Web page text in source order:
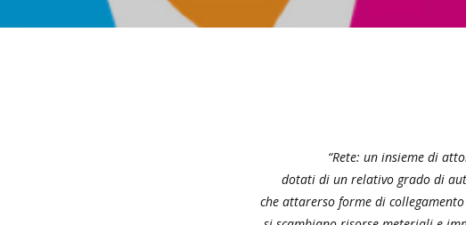
“Rete: un insieme di
dotati di un relativo grado di
che attarerso forme di